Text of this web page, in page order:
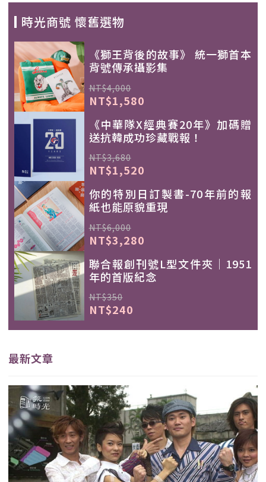
時光商號 懷舊選物
《獅王背後的故事》 統一獅首本
背號傳承攝影集
NT$4,000
NT$1,580
《中華隊X經典賽20年》加碼贈
送抗韓成功珍藏戰報！
NT$3,680
NT$1,520
你的特別日訂製書-70年前的報
紙也能原貌重現
NT$6,000
NT$3,280
聯合報創刊號L型文件夾｜1951
年的首版紀念
NT$350
NT$240
最新文章